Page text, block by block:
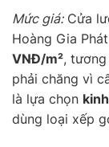
Mức giá:Cửa
Hoàng Gia
VNĐ/m²,
phải chăng vì
là lựa chọn
dùng loại xếp